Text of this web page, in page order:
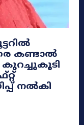
കണ്ടാല്‍
കുറച്ചുകൂടി
നൽകി